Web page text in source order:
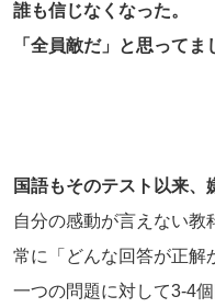
誰も信じなくなった。
「全員敵だ」と思ってま
国語もそのテスト以来、
自分の感動が言えない教
常に「どんな回答が正解
一つの問題に対して3-4個